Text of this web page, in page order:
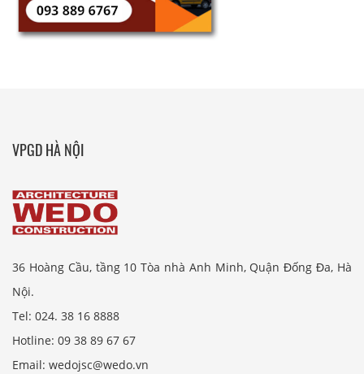
VPGD HÀ NỘI
36 Hoàng Cầu, tầng 10 Tòa nhà Anh Minh, Quận Đống Đa, Hà
Nội.
Tel: 024. 38 16 8888
Hotline: 09 38 89 67 67
Email: wedojsc@wedo.vn